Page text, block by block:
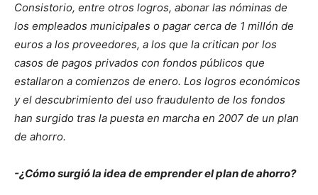
Consistorio, entre otros logros, abonar las nóminas de
los empleados municipales o pagar cerca de 1 millón de
euros a los proveedores, a los que la critican por los
casos de pagos privados con fondos públicos que
estallaron a comienzos de enero. Los logros económicos
y el descubrimiento del uso fraudulento de los fondos
han surgido tras la puesta en marcha en 2007 de un plan
de ahorro.
-¿Cómo surgió la idea de emprender el plan de ahorro?